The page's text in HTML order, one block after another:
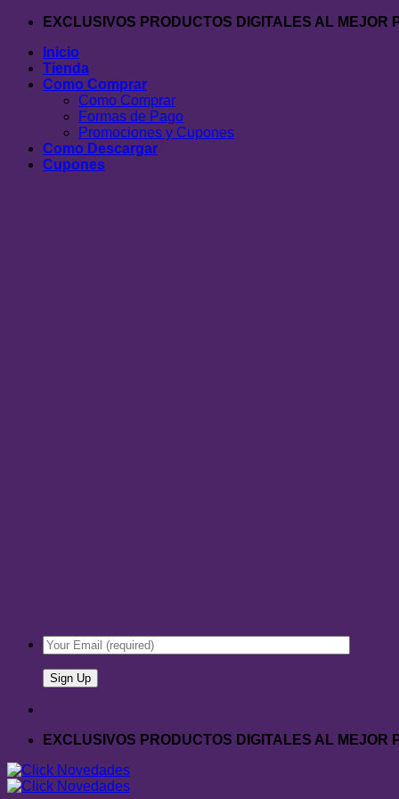
Saltar
contenido
EXCLUSIVOS PRODUCTOS DIGITALES AL MEJOR
Inicio
Tienda
Como Comprar
Como Comprar
Formas de Pago
Promociones y Cupones
Como Descargar
Cupones
EXCLUSIVOS PRODUCTOS DIGITALES AL MEJOR